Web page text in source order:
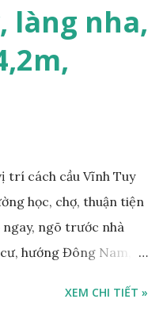
ô tô tránh nhau; •
City Cổ Linh khoảng
cầu Vĩnh Tuy và
cư, thuận tiện đi lại
làng nha,
trí cách cầu Vĩnh Tuy
học, chợ, thuận tiện
ngay, ngõ trước nhà
hướng Đông Nam,
XEM CHI TIẾT »